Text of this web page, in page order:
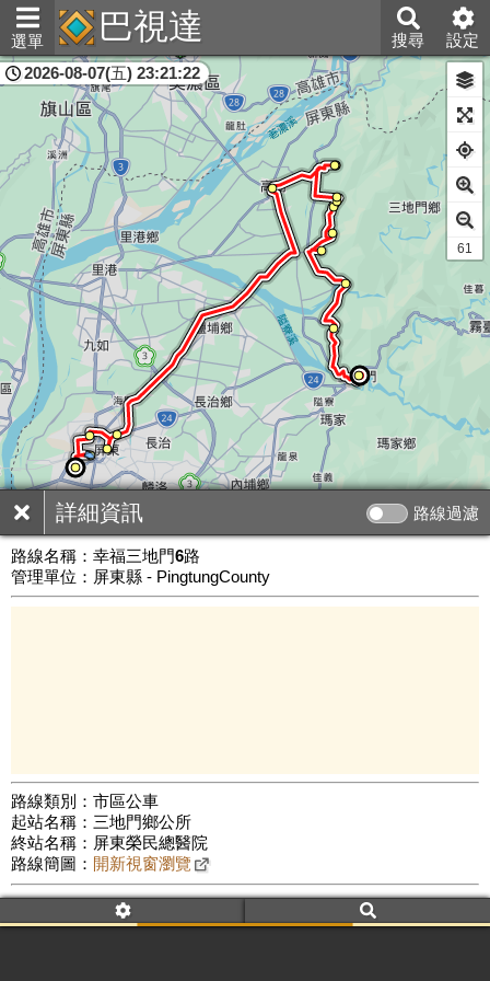
選單 巴視達 搜尋 設定
詳細資訊 路線過濾
路線名稱： 幸福三地門6路
管理單位：屏東縣 - PingtungCounty
路線類別：市區公車
起站名稱：三地門鄉公所
終站名稱：屏東榮民總醫院
路線簡圖： 開新視窗瀏覽
附屬名稱：幸福三地門6路
車頭描述：三地門鄉公所
屏東市區 (沿山6村線)
屏東縣
2026-08-07(五) 23:21:23
公車數量: 累計3010、上線1932
60